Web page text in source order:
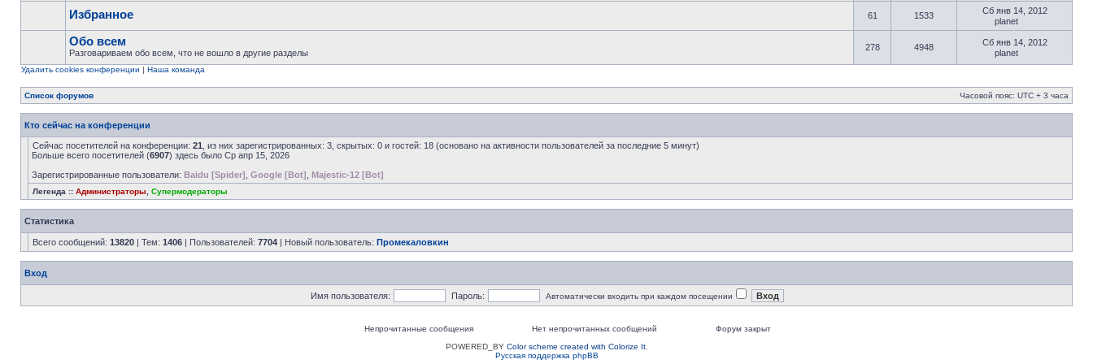
Избранное 61 1533
Сб янв 14, 2012
planet
Обо всем
Разговариваем обо всем, что не вошло в другие разделы
278 4948
Сб янв 14, 2012
planet
Удалить cookies конференции | Наша команда
Список форумов Часовой пояс: UTC + 3 часа
Кто сейчас на конференции
Сейчас посетителей на конференции: 21 , из них зарегистрированных: 3, скрытых: 0 и гостей: 18 (основано на активности пользователей за последние 5 минут)
Больше всего посетителей (6907) здесь было Ср апр 15, 2026
Зарегистрированные пользователи: Baidu [Spider] Google [Bot] Majestic-12 [Bot]
Легенда :: Администраторы Супермодераторы
Статистика
Всего сообщений: 13820 | Тем: 1406 | Пользователей: 7704 | Новый пользователь: Промекаловкин
Вход
Имя пользователя: Пароль: Автоматически входить при каждом посещении
Непрочитанные сообщения Нет непрочитанных сообщений
Форум закрыт
POWERED_BY Color scheme created with Colorize It.
Русская поддержка phpBB